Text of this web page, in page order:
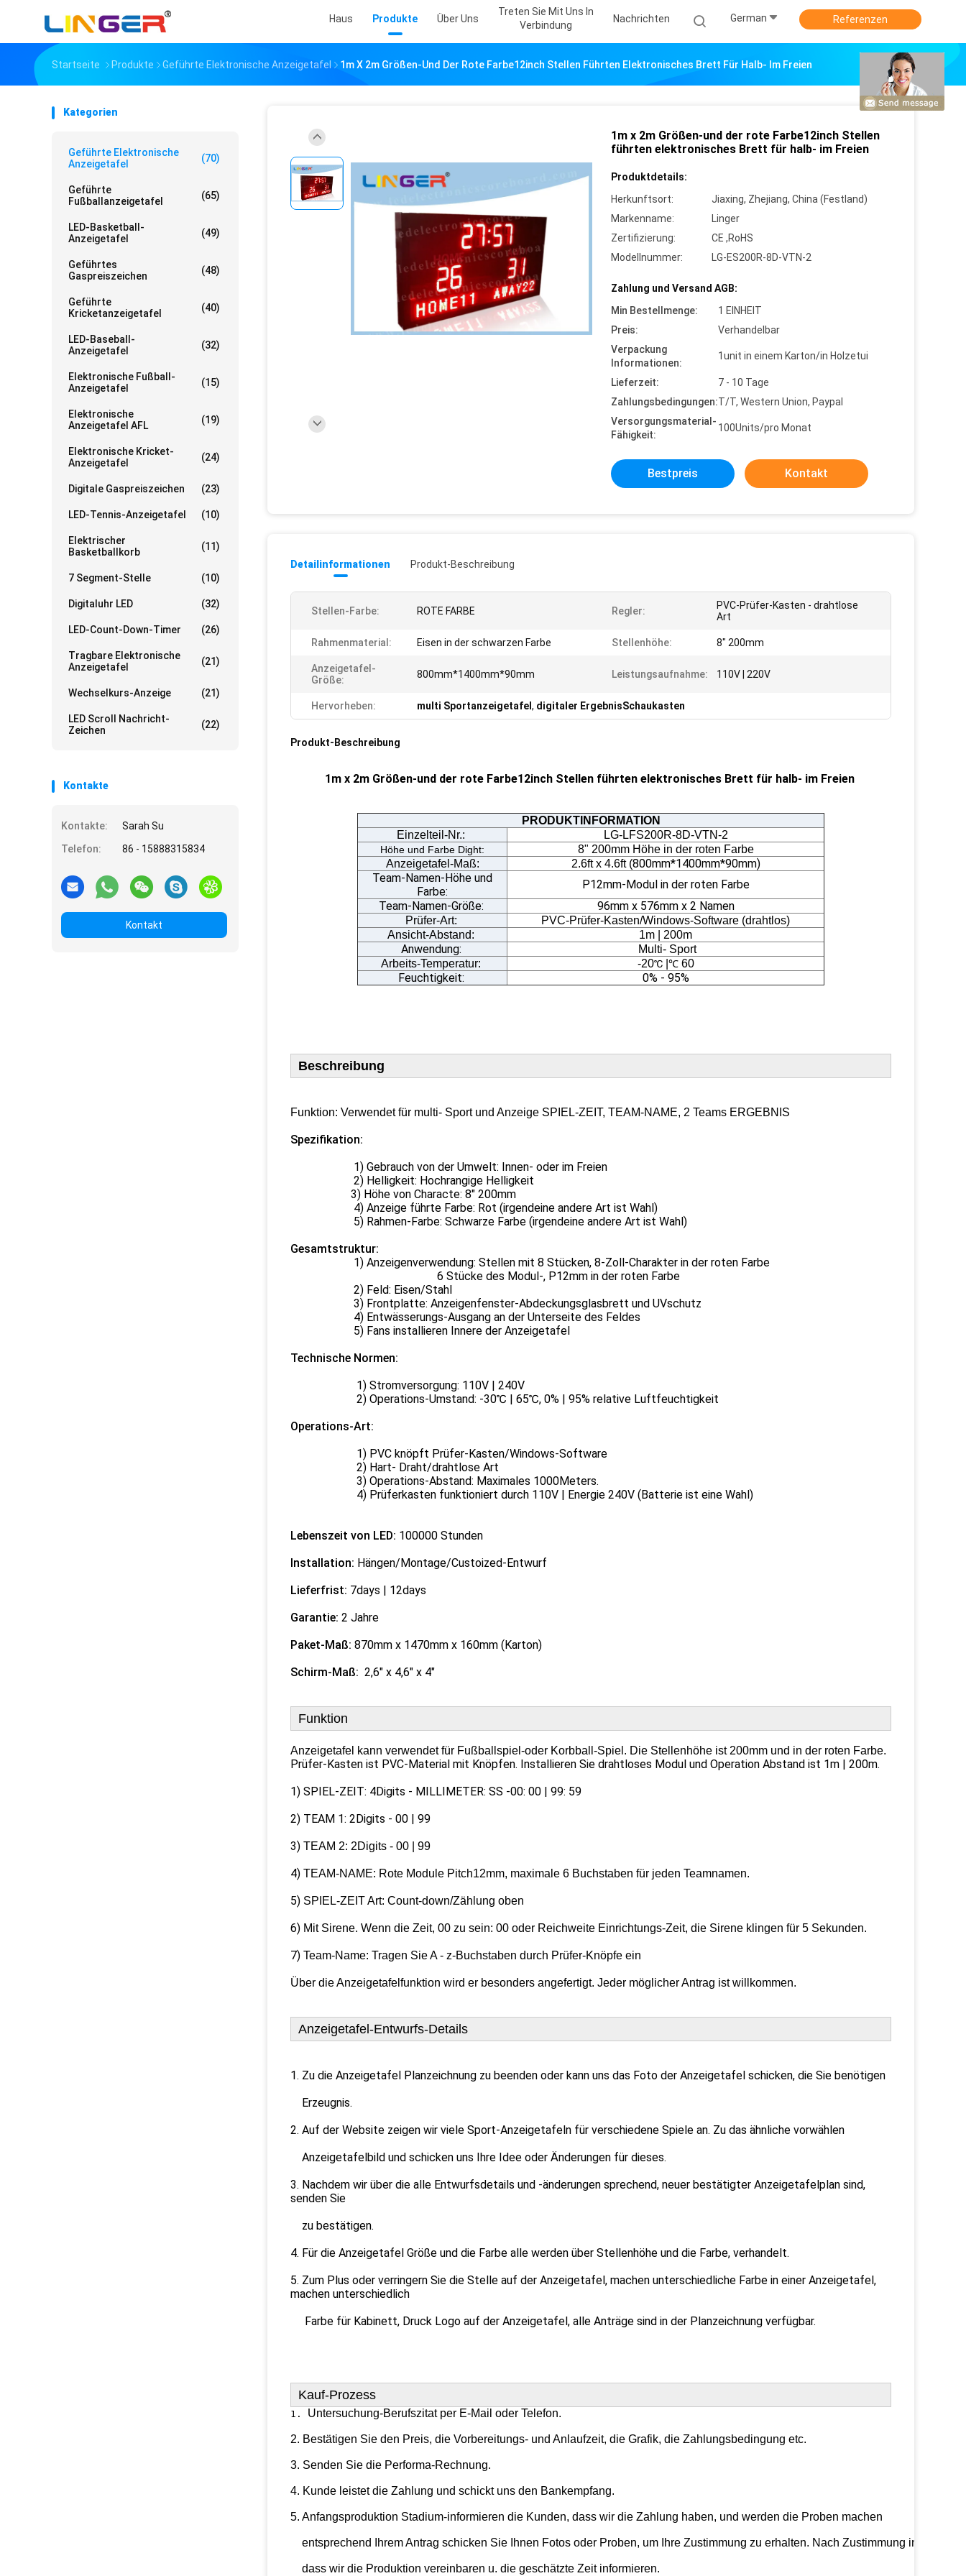
Haus Produkte Über Uns
Treten Sie Mit Uns In
Verbindung
Nachrichten German Referenzen
Startseite Produkte Geführte Elektronische Anzeigetafel 1m X 2m Größen-Und Der Rote Farbe12inch Stellen Führten Elektronisches Brett Für Halb- Im Freien
Kategorien
Geführte Elektronische
Anzeigetafel
(70)
Geführte
Fußballanzeigetafel
(65)
LED-Basketball-
Anzeigetafel
(49)
Geführtes
Gaspreiszeichen
(48)
Geführte
Kricketanzeigetafel
(40)
LED-Baseball-
Anzeigetafel
(32)
Elektronische Fußball-
Anzeigetafel
(15)
Elektronische
Anzeigetafel AFL
(19)
Elektronische Kricket-
Anzeigetafel
(24)
Digitale Gaspreiszeichen (23)
LED-Tennis-Anzeigetafel (10)
Elektrischer
Basketballkorb
(11)
7 Segment-Stelle (10)
Digitaluhr LED (32)
LED-Count-Down-Timer (26)
Tragbare Elektronische
Anzeigetafel
(21)
Wechselkurs-Anzeige (21)
LED Scroll Nachricht-
Zeichen
(22)
Kontakte
Kontakte:
Sarah Su
Telefon:
86 - 15888315834
Kontakt
1m x 2m Größen-und der rote Farbe12inch Stellen
führten elektronisches Brett für halb- im Freien
Produktdetails:
Herkunftsort:
Jiaxing, Zhejiang, China (Festland)
Markenname:
Linger
Zertifizierung:
CE ,RoHS
Modellnummer:
LG-ES200R-8D-VTN-2
Zahlung und Versand AGB:
Min Bestellmenge:
1 EINHEIT
Preis:
Verhandelbar
Verpackung
Informationen:
1unit in einem Karton/in Holzetui
Lieferzeit:
7 - 10 Tage
Zahlungsbedingungen:T/T, Western Union, Paypal
Versorgungsmaterial-
Fähigkeit:
100Units/pro Monat
Bestpreis Kontakt
Detailinformationen Produkt-Beschreibung
Stellen-Farbe: ROTE FARBE Regler:
PVC-Prüfer-Kasten - drahtlose
Art
Rahmenmaterial: Eisen in der schwarzen Farbe Stellenhöhe: 8" 200mm
Anzeigetafel-
Größe:
800mm*1400mm*90mm Leistungsaufnahme: 110V | 220V
Hervorheben: multi Sportanzeigetafel , digitaler ErgebnisSchaukasten
Produkt-Beschreibung
1m x 2m Größen-und der rote Farbe12inch Stellen führten elektronisches Brett für halb- im Freien
PRODUKTINFORMATION
Einzelteil-Nr.:
LG-LFS200R-8D-VTN-2
Höhe und Farbe Dight:
8" 200mm Höhe in der roten Farbe
Anzeigetafel-Maß: 2.6ft x 4.6ft (800mm*1400mm*90mm)
Team-Namen-Höhe und
Farbe:
P12mm-Modul in der roten Farbe
Team-Namen-Größe:
96mm x 576mm x 2 Namen
Prüfer-Art:
PVC-Prüfer-Kasten/Windows-Software (drahtlos)
Ansicht-Abstand:
1m | 200m
Anwendung:
Multi- Sport
Arbeits-Temperatur:
-20℃ ℃60
Feuchtigkeit: 0% - 95%
Beschreibung
Funktion: Verwendet für multi- Sport und Anzeige SPIEL-ZEIT, TEAM-NAME, 2 Teams ERGEBNIS
Spezifikation:
1) Gebrauch von der Umwelt: Innen- oder im Freien
2) Helligkeit: Hochrangige Helligkeit
3) Höhe von Characte: 8" 200mm
4) Anzeige führte Farbe: Rot (irgendeine andere Art ist Wahl)
5) Rahmen-Farbe: Schwarze Farbe (irgendeine andere Art ist Wahl)
Gesamtstruktur:
1) Anzeigenverwendung: Stellen mit 8 Stücken, 8-Zoll-Charakter in der roten Farbe
6 Stücke des Modul-, P12mm in der roten Farbe
2) Feld: Eisen/Stahl
3) Frontplatte: Anzeigenfenster-Abdeckungsglasbrett und UVschutz
4) Entwässerungs-Ausgang an der Unterseite des Feldes
5) Fans installieren Innere der Anzeigetafel
Technische Normen:
1) Stromversorgung: 110V | 240V
2) Operations-Umstand: -30℃ | 65℃, 0% | 95% relative Luftfeuchtigkeit
Operations-Art:
1) PVC knöpft Prüfer-Kasten/Windows-Software
2) Hart- Draht/drahtlose Art
3) Operations-Abstand: Maximales 1000Meters.
4) Prüferkasten funktioniert durch 110V | Energie 240V (Batterie ist eine Wahl)
Lebenszeit von LED: 100000 Stunden
Installation: Hängen/Montage/Custoized-Entwurf
Lieferfrist: 7days | 12days
Garantie: 2 Jahre
Paket-Maß: 870mm x 1470mm x 160mm (Karton)
Schirm-Maß: 2,6" x 4,6" x 4"
Funktion
Anzeigetafel kann verwendet für Fußballspiel-oder Korbball-Spiel. Die Stellenhöhe ist 200mm und in der roten Farbe.
Prüfer-Kasten ist PVC-Material mit Knöpfen. Installieren Sie drahtloses Modul und Operation Abstand ist 1m | 200m.
1) SPIEL-ZEIT: 4Digits - MILLIMETER: SS -00: 00 | 99: 59
2) TEAM 1: 2Digits - 00 | 99
3) TEAM 2: 2Digits - 00 | 99
4) TEAM-NAME: Rote Module Pitch12mm, maximale 6 Buchstaben für jeden Teamnamen.
5) SPIEL-ZEIT Art: Count-down/Zählung oben
6) Mit Sirene. Wenn die Zeit, 00 zu sein: 00 oder Reichweite Einrichtungs-Zeit, die Sirene klingen für 5 Sekunden.
7) Team-Name: Tragen Sie A - z-Buchstaben durch Prüfer-Knöpfe ein
Über die Anzeigetafelfunktion wird er besonders angefertigt. Jeder möglicher Antrag ist willkommen.
Anzeigetafel-Entwurfs-Details
1. Zu die Anzeigetafel Planzeichnung zu beenden oder kann uns das Foto der Anzeigetafel schicken, die Sie benötigen
Erzeugnis.
2. Auf der Website zeigen wir viele Sport-Anzeigetafeln für verschiedene Spiele an. Zu das ähnliche vorwählen
Anzeigetafelbild und schicken uns Ihre Idee oder Änderungen für dieses.
3. Nachdem wir über die alle Entwurfsdetails und -änderungen sprechend, neuer bestätigter Anzeigetafelplan sind,
senden Sie
zu bestätigen.
4. Für die Anzeigetafel Größe und die Farbe alle werden über Stellenhöhe und die Farbe, verhandelt.
5. Zum Plus oder verringern Sie die Stelle auf der Anzeigetafel, machen unterschiedliche Farbe in einer Anzeigetafel,
machen unterschiedlich
Farbe für Kabinett, Druck Logo auf der Anzeigetafel, alle Anträge sind in der Planzeichnung verfügbar.
Kauf-Prozess
1. Untersuchung-Berufszitat per E-Mail oder Telefon.
2. Bestätigen Sie den Preis, die Vorbereitungs- und Anlaufzeit, die Grafik, die Zahlungsbedingung etc.
3. Senden Sie die Performa-Rechnung.
4. Kunde leistet die Zahlung und schickt uns den Bankempfang.
5. Anfangsproduktion Stadium-informieren die Kunden, dass wir die Zahlung haben, und werden die Proben machen
entsprechend Ihrem Antrag schicken Sie Ihnen Fotos oder Proben, um Ihre Zustimmung zu erhalten. Nach Zustimmung
    dass wir die Produktion vereinbaren u. die geschätzte Zeit informieren.